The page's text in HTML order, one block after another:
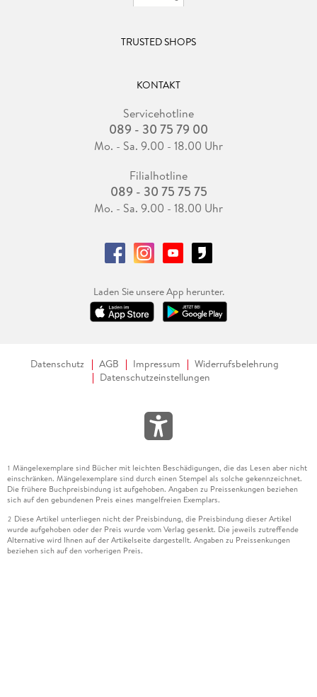
TRUSTED SHOPS
KONTAKT
Servicehotline
089 - 30 75 79 00
Mo. - Sa. 9.00 - 18.00 Uhr
Filialhotline
089 - 30 75 75 75
Mo. - Sa. 9.00 - 18.00 Uhr
Laden Sie unsere App herunter.
Datenschutz AGB Impressum
Widerrufsbelehrung
Datenschutzeinstellungen
1 Mängelexemplare sind Bücher mit leichten Beschädigungen, die das Lesen aber nicht
einschränken. Mängelexemplare sind durch einen Stempel als solche gekennzeichnet.
Die frühere Buchpreisbindung ist aufgehoben. Angaben zu Preissenkungen beziehen
sich auf den gebundenen Preis eines mangelfreien Exemplars.
2 Diese Artikel unterliegen nicht der Preisbindung, die Preisbindung dieser Artikel
wurde aufgehoben oder der Preis wurde vom Verlag gesenkt. Die jeweils zutreffende
Alternative wird Ihnen auf der Artikelseite dargestellt. Angaben zu Preissenkungen
beziehen sich auf den vorherigen Preis.